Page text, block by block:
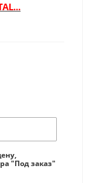
"Под заказ"